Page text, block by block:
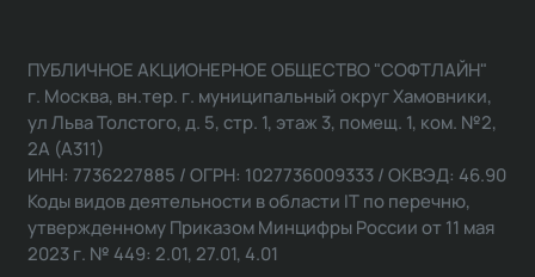
ПУБЛИЧНОЕ АКЦИОНЕРНОЕ ОБЩЕСТВО "СОФТЛАЙН"
г. Москва, вн.тер. г. муниципальный округ Хамовники,
ул Льва Толстого, д. 5, стр. 1, этаж 3, помещ. 1, ком. №2,
2А (А311)
ИНН: 7736227885 / ОГРН: 1027736009333 / ОКВЭД: 46.90
Коды видов деятельности в области IT по перечню,
утвержденному Приказом Минцифры России от 11 мая
2023 г. № 449: 2.01, 27.01, 4.01